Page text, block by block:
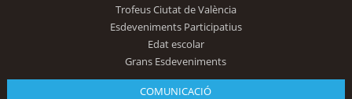
Trofeus Ciutat de València
Esdeveniments Participatius
Edat escolar
Grans Esdeveniments
COMUNICACIÓ